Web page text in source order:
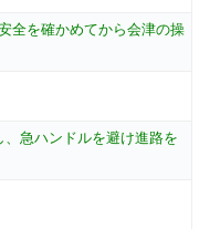
全を確かめてから会津の操
急ハンドルを避け進路を